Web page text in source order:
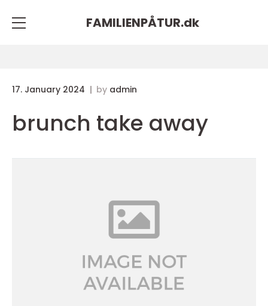
FAMILIENPÅTUR.dk
17. January 2024 by admin
brunch take away